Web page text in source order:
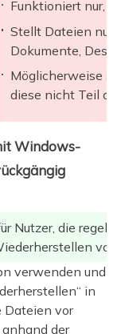
Funktioniert nur,
Stellt Dateien nur
Dokumente,
Möglicherweise
diese nicht Teil
Windows-
Nutzer, die
verwenden und
in
Dateien vor
der